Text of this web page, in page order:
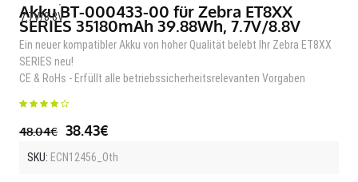
Akku BT-000433-00 für Zebra ET8XX
SERIES 35180mAh 39.88Wh, 7.7V/8.8V
Ein neuer kompatibler Akku von hoher Qualität belebt Ihr Zebra ET8XX
SERIES neu!
CE & RoHs - Erfüllt alle betriebssicherheitsrelevanten Vorgaben
48.04€ 38.43€
SKU: ECN12456_Oth